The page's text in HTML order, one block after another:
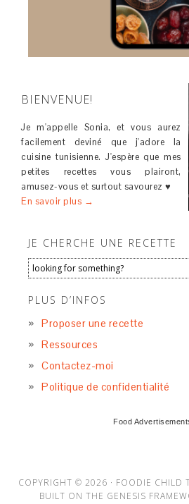
BIENVENUE!
Je m'appelle Sonia, et vous aurez
facilement deviné que j'adore la
cuisine tunisienne. J'espère que mes
petites recettes vous plairont,
amusez-vous et surtout savourez ♥
En savoir plus →
JE CHERCHE UNE RECETTE
PLUS D’INFOS
Proposer une recette
Ressources
Contactez-moi
Politique de confidentialité
Food
COPYRIGHT © 2026 · FOODIE CHILD
BUILT ON THE GENESIS